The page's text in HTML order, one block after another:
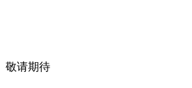
敬请期待